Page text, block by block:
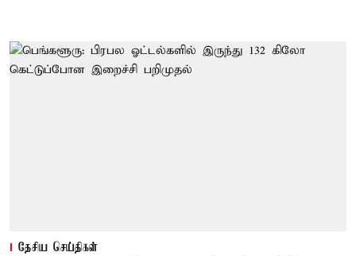
தேசிய செய்திகள்